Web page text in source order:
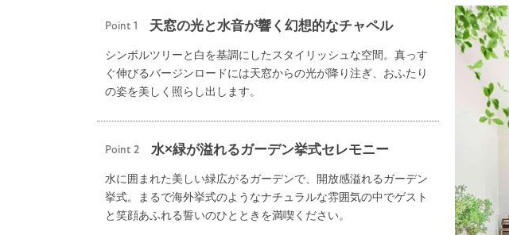
Point 1 天窓の光と水音が響く幻想的なチャペル
シンボルツリーと白を基調にしたスタイリッシュな空間。真っす
ぐ伸びるバージンロードには天窓からの光が降り注ぎ、おふたり
の姿を美しく照らし出します。
Point 2 水×緑が溢れるガーデン挙式セレモニー
水に囲まれた美しい緑広がるガーデンで、開放感溢れるガーデン
挙式。まるで海外挙式のようなナチュラルな雰囲気の中でゲスト
と笑顔あふれる誓いのひとときを満喫ください。